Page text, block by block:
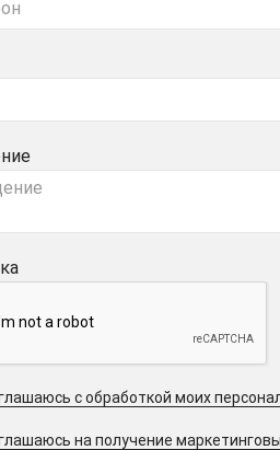
с обработкой моих
на получение